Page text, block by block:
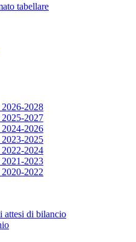
tabellare
2028
2027
2026
2025
2024
2023
2022
attesi di bilancio